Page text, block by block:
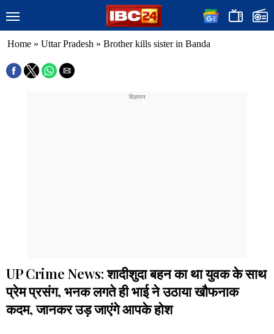
Home » Uttar Pradesh » Brother kills sister in Banda
UP Crime News: शादीशुदा बहन का था युवक के साथ
प्रेम प्रसंग, भनक लगते ही भाई ने उठाया खौफनाक
कदम, जानकर उड़ जाएंगे आपके होश